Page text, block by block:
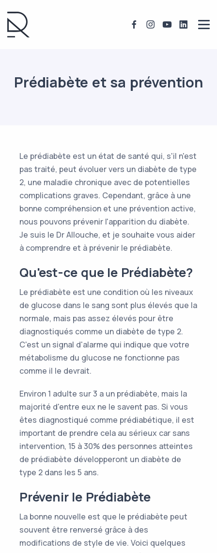
Prédiabète et sa prévention
Le prédiabète est un état de santé qui, s'il n'est
pas traité, peut évoluer vers un diabète de type
2, une maladie chronique avec de potentielles
complications graves. Cependant, grâce à une
bonne compréhension et une prévention active,
nous pouvons prévenir l'apparition du diabète.
Je suis le Dr Allouche, et je souhaite vous aider
à comprendre et à prévenir le prédiabète.
Qu'est-ce que le Prédiabète?
Le prédiabète est une condition où les niveaux
de glucose dans le sang sont plus élevés que la
normale, mais pas assez élevés pour être
diagnostiqués comme un diabète de type 2.
C'est un signal d'alarme qui indique que votre
métabolisme du glucose ne fonctionne pas
comme il le devrait.
Environ 1 adulte sur 3 a un prédiabète, mais la
majorité d'entre eux ne le savent pas. Si vous
êtes diagnostiqué comme prédiabétique, il est
important de prendre cela au sérieux car sans
intervention, 15 à 30% des personnes atteintes
de prédiabète développeront un diabète de
type 2 dans les 5 ans.
Prévenir le Prédiabète
La bonne nouvelle est que le prédiabète peut
souvent être renversé grâce à des
modifications de style de vie. Voici quelques